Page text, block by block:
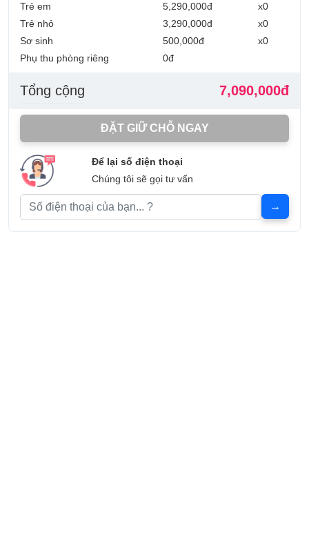
Trẻ em
Trẻ nhỏ
Sơ sinh
Phụ thu phòng riêng
5,290,000đ
3,290,000đ
500,000đ
0đ
x0
x0
x0
Tổng cộng 7,090,000đ
ĐẶT GIỮ CHỖ NGAY
Để lại số điện thoại
Chúng tôi sẽ gọi tư vấn